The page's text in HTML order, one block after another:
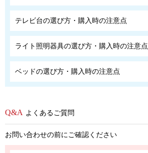
テレビ台の選び方・購入時の注意点
ライト照明器具の選び方・購入時の注意点
ベッドの選び方・購入時の注意点
よくあるご質問
お問い合わせの前にご確認ください